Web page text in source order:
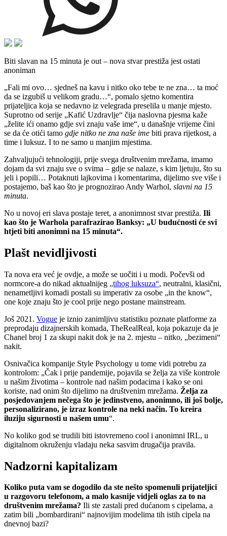
Biti slavan na 15 minuta je out – nova stvar prestiža jest ostati
anoniman
„Fali mi ovo… sjedneš na kavu i nitko oko tebe te ne zna… ta moć
da se izgubiš u velikom gradu…“, pomalo sjetno komentira
prijateljica koja se nedavno iz velegrada preselila u manje mjesto.
Suprotno od serije „Kafić Uzdravlje“ čija naslovna pjesma kaže
„želite ići onamo gdje svi znaju vaše ime“, u današnje vrijeme čini
se da će otići tamo gdje nitko ne zna naše ime biti prava rijetkost, a
time i luksuz. I to ne samo u manjim mjestima.
Zahvaljujući tehnologiji, prije svega društvenim mrežama, imamo
dojam da svi znaju sve o svima – gdje se nalaze, s kim ljetuju, što su
jeli i popili… Potaknuti lajkovima i komentarima, dijelimo sve više i
postajemo, baš kao što je prognozirao Andy Warhol, slavni na 15
minuta.
No u novoj eri slava postaje teret, a anonimnost stvar prestiža. Ili
kao što je Warhola parafrazirao Banksy: „U budućnosti će svi
htjeti biti anonimni na 15 minuta“.
Plašt nevidljivosti
Ta nova era već je ovdje, a može se uočiti i u modi. Počevši od
normcore-a do nikad aktualnijeg „tihog luksuza“, neutralni, klasični,
nenametljivi komadi postali su imperativ za osobe „in the know“,
one koje znaju što je cool prije nego postane mainstream.
Još 2021. Vogue je iznio zanimljivu statistiku poznate platforme za
preprodaju dizajnerskih komada, TheRealReal, koja pokazuje da je
Chanel broj 1 za skupi nakit dok je na 2. mjestu – nitko, „bezimeni“
nakit.
Osnivačica kompanije Style Psychology u tome vidi potrebu za
kontrolom: „Čak i prije pandemije, pojavila se želja za više kontrole
u našim životima – kontrole nad našim podacima i kako se oni
koriste, nad onim što dijelimo na društvenim mrežama. Želja za
posjedovanjem nečega što je jedinstveno, anonimno, ili još bolje,
personalizirano, je izraz kontrole na neki način. To kreira
iluziju sigurnosti u našem umu“.
No koliko god se trudili biti istovremeno cool i anonimni IRL, u
digitalnom okruženju vladaju neka sasvim drugačija pravila.
Nadzorni kapitalizam
Koliko puta vam se dogodilo da ste nešto spomenuli prijateljici
u razgovoru telefonom, a malo kasnije vidjeli oglas za to na
društvenim mrežama? Ili ste zastali pred dućanom s cipelama, a
zatim bili „bombardirani“ najnovijim modelima tih istih cipela na
dnevnoj bazi?